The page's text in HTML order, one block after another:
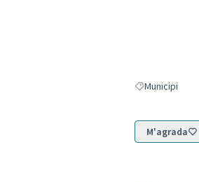
Resultats en
Municipi
M'agrada